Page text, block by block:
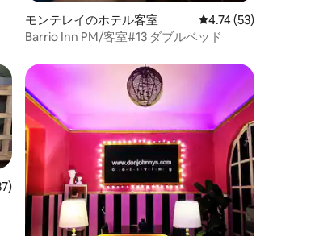
モンテレイのホテル客室 レビュー53件、5つ
4.74 (53)
Barrio Inn PM/客室#13 ダブルベッド
件、5つ星中4.73つ星の平均評価